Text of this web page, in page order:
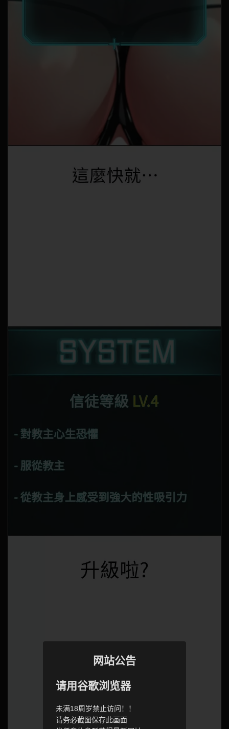
网站公告
请用谷歌浏览器
未满18周岁禁止访问！！
请务必截图保存此画面